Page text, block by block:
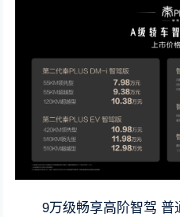
9万级畅享高阶智驾 普